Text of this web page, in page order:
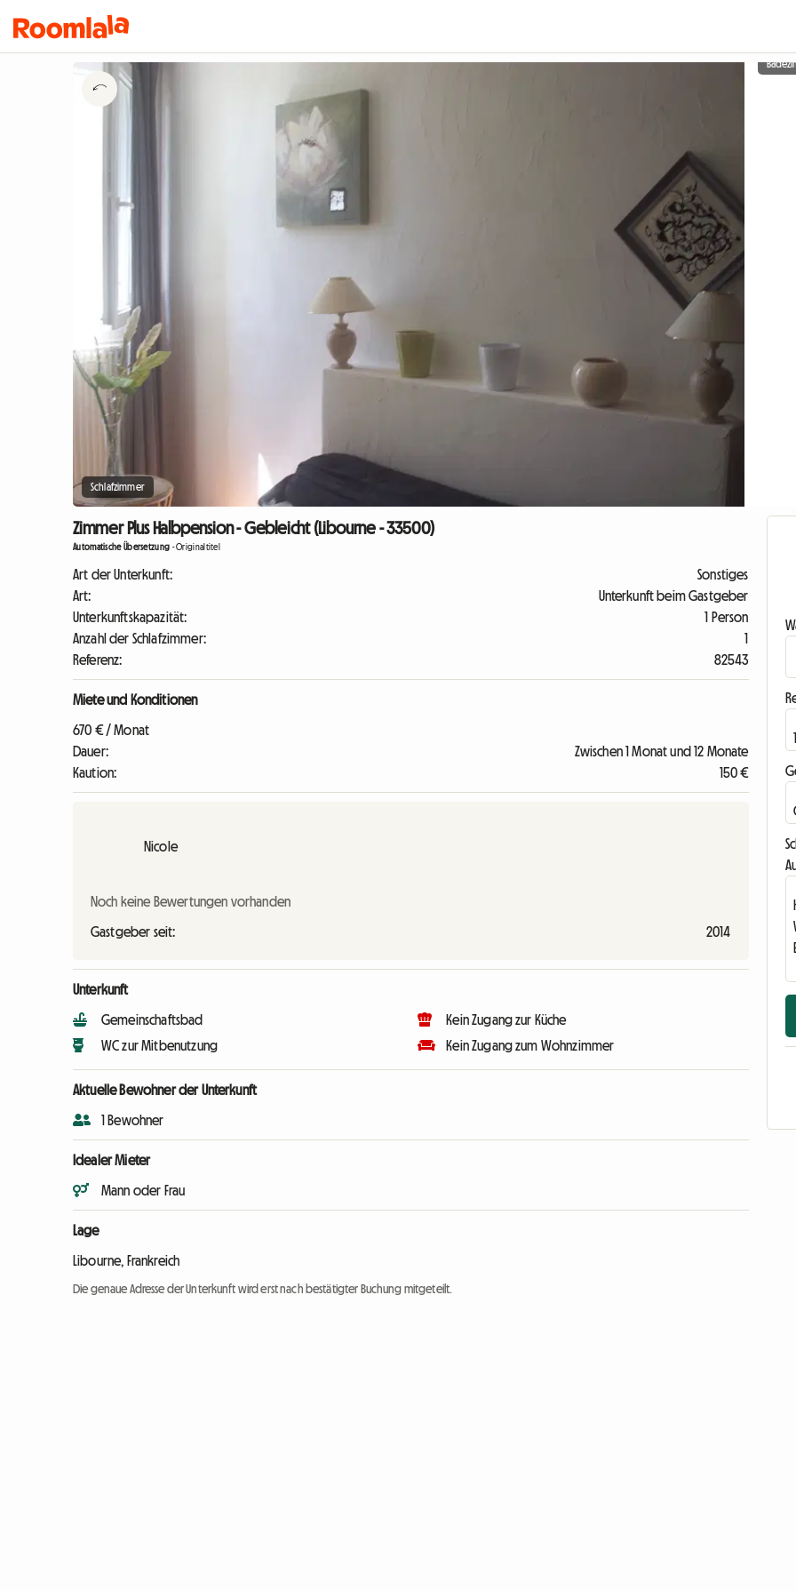
Schlafzimmer
Zimmer Plus Halbpension - Gebleicht (Libourne - 33500)
Automatische Übersetzung -Originaltitel
Art der Unterkunft:
Sonstiges
Art:
Unterkunft beim Gastgeber
Unterkunftskapazität:
1 Person
Anzahl der Schlafzimmer:
1
Referenz:
82543
Miete und Konditionen
670 € / Monat
Dauer:
Zwischen 1 Monat und 12 Monate
Kaution:
150 €
Nicole
Noch keine Bewertungen vorhanden
Gastgeber seit: 2014
Unterkunft
Gemeinschaftsbad
WC zur Mitbenutzung
Kein Zugang zur Küche
Kein Zugang zum Wohnzimmer
Aktuelle Bewohner der Unterkunft
1 Bewohner
Idealer Mieter
Mann oder Frau
Lage
Libourne, Frankreich
Die genaue Adresse der Unterkunft wird erst nach bestätigter Buchung mitgeteilt.